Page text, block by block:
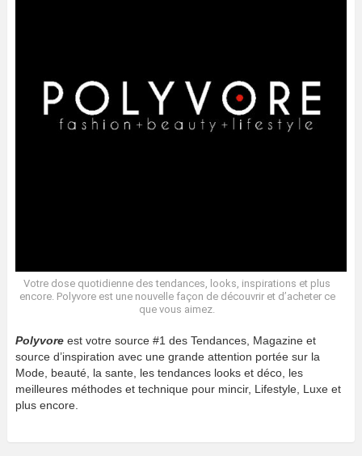
Votre dose quotidienne des tendances, looks, inspirations et plus
encore. Polyvore est une nouvelle façon de découvrir et d’acheter ce
que vous aimez.
Polyvore est votre source #1 des Tendances, Magazine et
source d’inspiration avec une grande attention portée sur la
Mode, beauté, la sante, les tendances looks et déco, les
meilleures méthodes et technique pour mincir, Lifestyle, Luxe et
plus encore.